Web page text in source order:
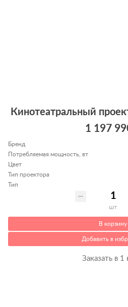
Кинотеатральный
1 197
Бренд
Потребляемая мощность, вт
Цвет
Тип проектора
Тип
шт
В корзину
Добавить в
Заказать в 1